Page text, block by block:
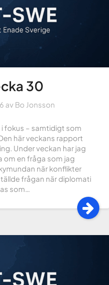
30
av Bo Jonsson
fokus – samtidigt som
här veckans rapport
Under veckan har jag
om en fråga som jag
när konflikter
frågan när diplomati
som…